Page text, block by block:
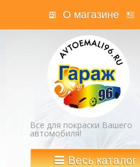
О магазине
Все для покраски Вашего
автомобиля!
Весь каталог